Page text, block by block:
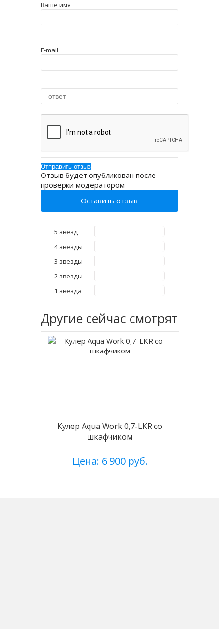
Ваше имя
E-mail
Отзыв будет опубликован после
проверки модератором
Оставить отзыв
5 звезд
4 звезды
3 звезды
2 звезды
1 звезда
Другие сейчас смотрят
Кулер Aqua Work 0,7-LKR со
шкафчиком
Цена: 6 900 руб.